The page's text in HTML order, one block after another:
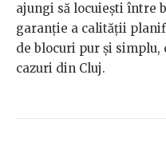
ajungi să locuiești între
garanție a calității
de blocuri pur și
cazuri din Cluj.